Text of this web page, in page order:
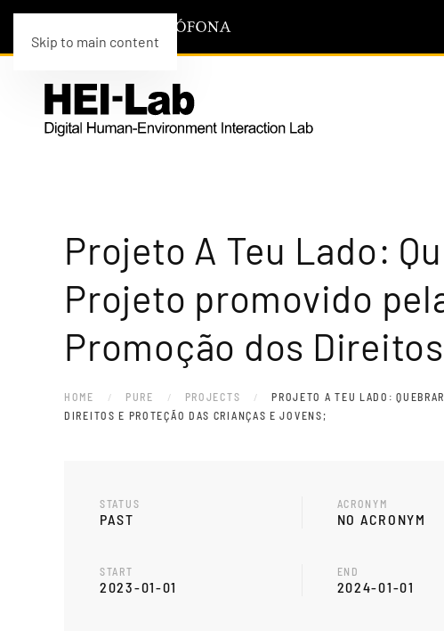
Skip to main content
Projeto A Teu Lado:
Projeto promovido
Promoção dos
HOME PURE PROJECTS
PROJETO A TEU LADO:
DIREITOS E PROTEÇÃO DAS CRIANÇAS E JOVENS;
STATUS
PAST
ACRONYM
NO ACRONYM
START
2023-01-01
END
2024-01-01